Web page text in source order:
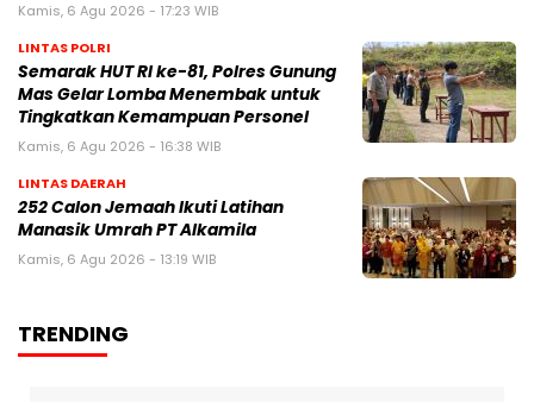
Kamis, 6 Agu 2026 - 17:23 WIB
LINTAS POLRI
Semarak HUT RI ke-81, Polres Gunung
Mas Gelar Lomba Menembak untuk
Tingkatkan Kemampuan Personel
Kamis, 6 Agu 2026 - 16:38 WIB
LINTAS DAERAH
252 Calon Jemaah Ikuti Latihan
Manasik Umrah PT Alkamila
Kamis, 6 Agu 2026 - 13:19 WIB
TRENDING